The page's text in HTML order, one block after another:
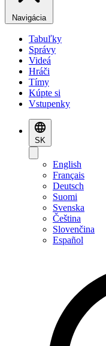
Navigácia
Tabuľky
Správy
Videá
Hráči
Tímy
Kúpte si
Vstupenky
SK
English
Français
Deutsch
Suomi
Svenska
Čeština
Slovenčina
Español